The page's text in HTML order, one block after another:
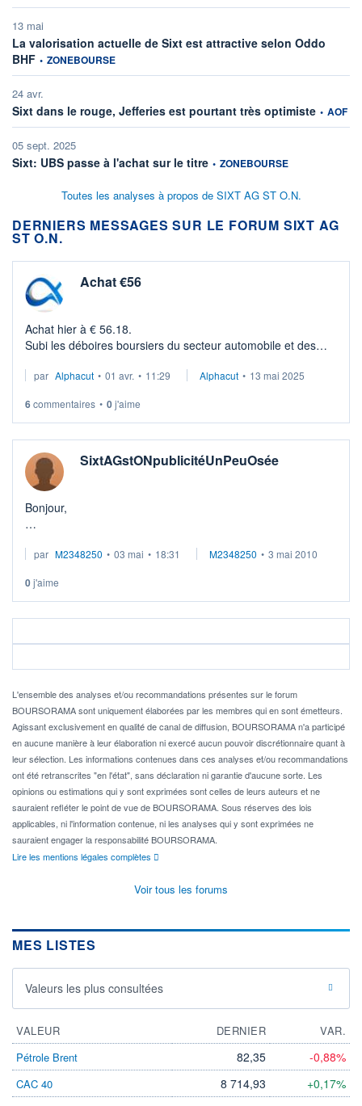
13 mai
La valorisation actuelle de Sixt est attractive selon Oddo
BHFinformation fournie par
• ZONEBOURSE
24 avr.
Sixt dans le rouge, Jefferies est pourtant très optimiste • AOF
05 sept. 2025
Sixt: UBS passe à l'achat sur le titre information fournie par
• ZONEBOURSE
Toutes les analyses à propos de SIXT AG ST O.N.
DERNIERS MESSAGES SUR LE FORUM SIXT AG
ST O.N.
Achat €56
Achat hier à € 56.18.
Subi les déboires boursiers du secteur automobile et des
La branche européenne est toutefois en mode risk-free sur
par Alphacut • 01 avr. • 11:29 Alphacut • 13 mai 2025
6commentaires • 0j'aime
SixtAGstONpublicitéUnPeuOsée
Bonjour,
imprudente.
Même si c'est un homme public et qu'il encaisse bien, il est
possible qu'il réagisse à sa façon à cet humour déca ...
par M2348250 • 03 mai • 18:31 M2348250 • 3 mai 2010
0j'aime
L'ensemble des analyses et/ou recommandations présentes sur le forum
BOURSORAMA sont uniquement élaborées par les membres qui en sont émetteurs.
Agissant exclusivement en qualité de canal de diffusion, BOURSORAMA n'a participé
en aucune manière à leur élaboration ni exercé aucun pouvoir discrétionnaire quant à
leur sélection. Les informations contenues dans ces analyses et/ou recommandations
ont été retranscrites "en l'état", sans déclaration ni garantie d'aucune sorte. Les
opinions ou estimations qui y sont exprimées sont celles de leurs auteurs et ne
sauraient refléter le point de vue de BOURSORAMA. Sous réserves des lois
applicables, ni l'information contenue, ni les analyses qui y sont exprimées ne
sauraient engager la responsabilité BOURSORAMA.
Lire les mentions légales complètes
Voir tous les forums
MES LISTES
Valeurs les plus consultées
VALEUR DERNIER
VAR.
Pétrole Brent
82,35 -0,88%
CAC 40 8 714,93 +0,17%